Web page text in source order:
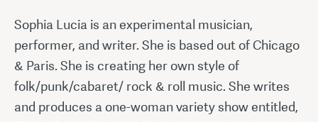
Sophia Lucia is an experimental musician,
performer, and writer. She is based out of Chicago
& Paris. She is creating her own style of
folk/punk/cabaret/ rock & roll music. She writes
and produces a one-woman variety show entitled,